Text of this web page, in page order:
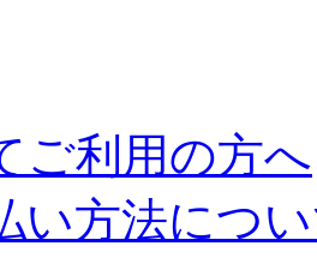
ご利用の方へ
い方法につ